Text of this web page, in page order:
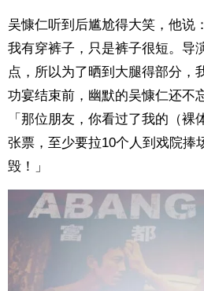
吴慷仁听到后尴尬得大笑，他说
我有穿裤子，只是裤子很短。导
点，所以为了晒到大腿得部分，
功宴结束前，幽默的吴慷仁还不
「那位朋友，你看过了我的（裸
张票，至少要拉10个人到戏院捧
毁！」